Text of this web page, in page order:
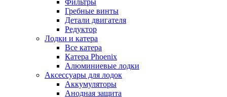
Фильтры
Гребные винты
Детали двигателя
Редуктор
Лодки и катера
Все катера
Катера Phoenix
Алюминиевые лодки
Аксессуары для лодок
Аккумуляторы
Анодная защита